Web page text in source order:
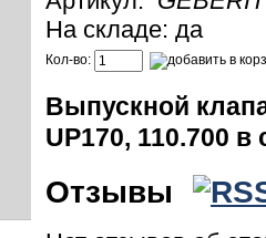
На складе: да
Кол-во:
Выпускной
UP170, 110.700 в
Отзывы